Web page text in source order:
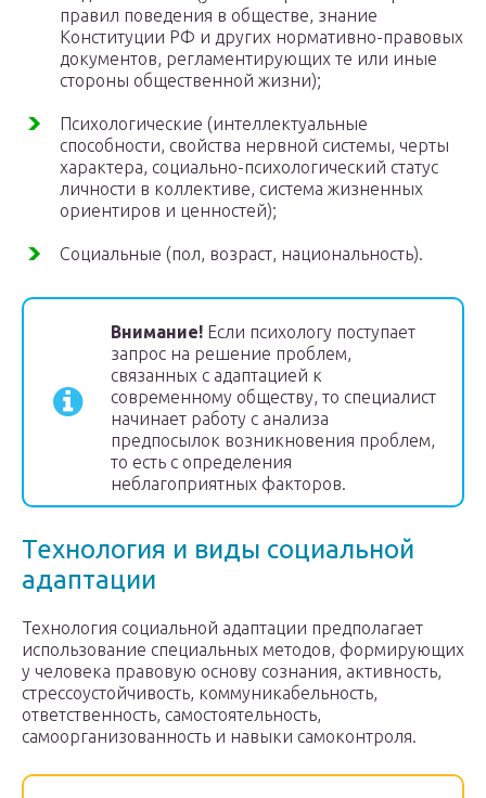
правил поведения в обществе, знание
Конституции РФ и других нормативно-правовых
документов, регламентирующих те или иные
стороны общественной жизни);
Психологические (интеллектуальные
способности, свойства нервной системы, черты
характера, социально-психологический статус
личности в коллективе, система жизненных
ориентиров и ценностей);
Социальные (пол, возраст, национальность).
Внимание! Если психологу поступает
запрос на решение проблем,
связанных с адаптацией к
современному обществу, то специалист
начинает работу с анализа
предпосылок возникновения проблем,
то есть с определения
неблагоприятных факторов.
Технология и виды социальной
адаптации
Технология социальной адаптации предполагает
использование специальных методов, формирующих
у человека правовую основу сознания, активность,
стрессоустойчивость, коммуникабельность,
ответственность, самостоятельность,
самоорганизованность и навыки самоконтроля.